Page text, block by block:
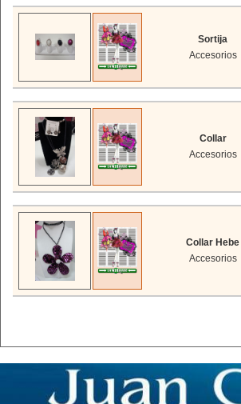
Sortija
Accesorios
Collar
Accesorios
Collar Hebe
Accesorios